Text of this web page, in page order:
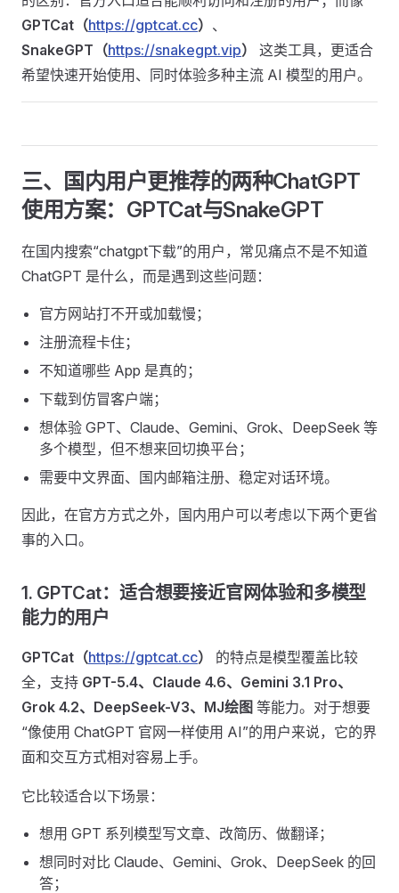
GPTCat（https://gptcat.cc） 、
SnakeGPT（https://snakegpt.vip）
这类工具，更适合
希望快速开始使用、同时体验多种主流 AI 模型的用户。
三、国内用户更推荐的两种ChatGPT
使用方案：GPTCat与SnakeGPT
在国内搜索“chatgpt下载”的用户，常见痛点不是不知道
ChatGPT 是什么，而是遇到这些问题：
官方网站打不开或加载慢；
注册流程卡住；
不知道哪些 App 是真的；
下载到仿冒客户端；
想体验 GPT、Claude、Gemini、Grok、DeepSeek 等
多个模型，但不想来回切换平台；
需要中文界面、国内邮箱注册、稳定对话环境。
因此，在官方方式之外，国内用户可以考虑以下两个更省
事的入口。
1. GPTCat：适合想要接近官网体验和多模型
能力的用户
GPTCat（https://gptcat.cc）
的特点是模型覆盖比较
全，支持 GPT-5.4、Claude 4.6、Gemini 3.1 Pro、
Grok 4.2、DeepSeek-V3、MJ绘图 等能力。对于想要
“像使用 ChatGPT 官网一样使用 AI”的用户来说，它的界
面和交互方式相对容易上手。
它比较适合以下场景：
想用 GPT 系列模型写文章、改简历、做翻译；
想同时对比 Claude、Gemini、Grok、DeepSeek 的回
答；